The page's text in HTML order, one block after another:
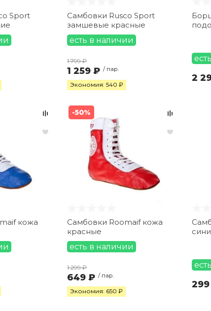
Sport
Самбовки Rusco Sport
замшевые красные
есть в наличии
1 799 ₽
1 259 ₽ / пар.
Экономия: 540 ₽
2
кожа
-50%
Самбовки Roomaif кожа
красные
есть в наличии
1 299 ₽
649 ₽ / пар.
Экономия: 650 ₽